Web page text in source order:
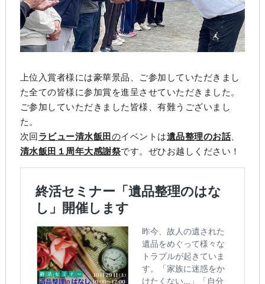
上位入賞者様には豪華景品、ご参加していただきまし
た全ての皆様に参加賞を進呈させていただきました。
ご参加していただきました皆様、有難うございまし
た。
次回ラビュー清水飯田 のイベントは遺品整理のお話、
清水飯田１周年大感謝祭です。ぜひお越しください！